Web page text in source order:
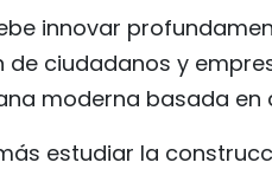
innovar
de ciudadanos y
moderna basada
estudiar la